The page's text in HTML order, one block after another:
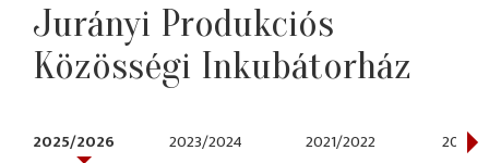
Jurányi Produkciós
Közösségi Inkubátorház
2025/2026 2023/2024 2021/2022 2020/